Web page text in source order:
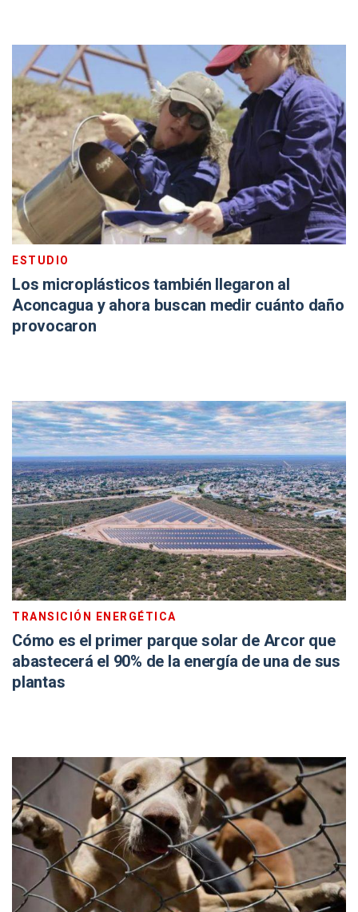
ESTUDIO
Los microplásticos también llegaron al
Aconcagua y ahora buscan medir cuánto daño
provocaron
TRANSICIÓN ENERGÉTICA
Cómo es el primer parque solar de Arcor que
abastecerá el 90% de la energía de una de sus
plantas